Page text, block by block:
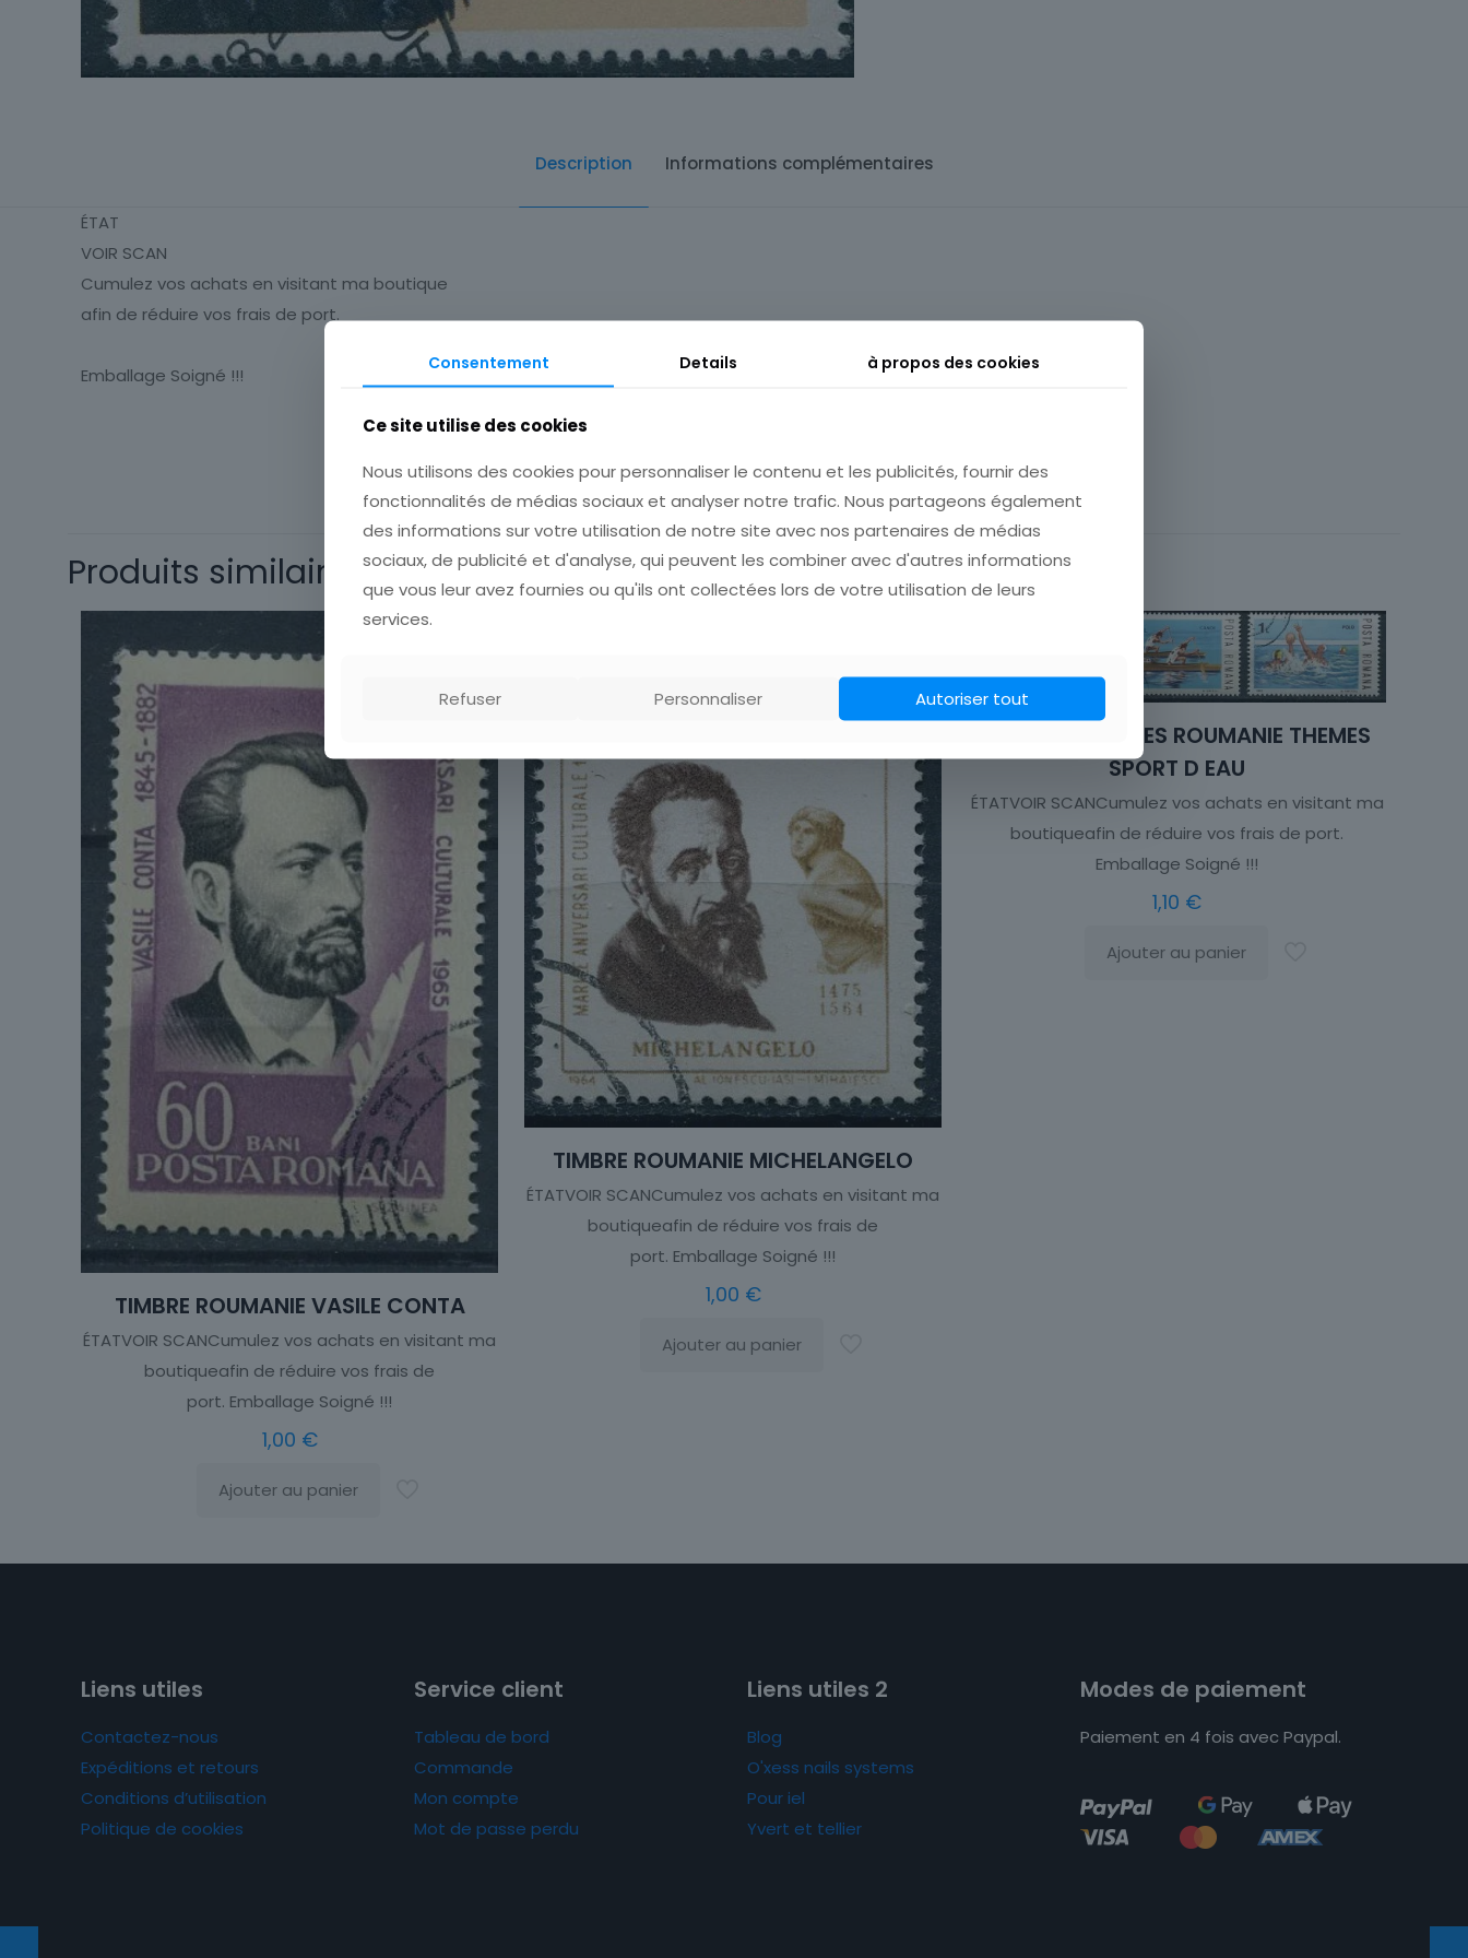
Description Informations complémentaires
ÉTAT
VOIR SCAN
Cumulez vos achats en visitant ma boutique
afin de réduire vos frais de port.
Emballage Soigné !!!
Thématique
Thème
Produits similaires
TIMBRE ROUMANIE VASILE CONTA
ÉTATVOIR SCANCumulez vos achats en visitant ma
boutiqueafin de réduire vos frais de
port. Emballage Soigné !!!
1,00 €
Ajouter au panier
TIMBRE ROUMANIE MICHELANGELO
ÉTATVOIR SCANCumulez vos achats en visitant ma
boutiqueafin de réduire vos frais de
port. Emballage Soigné !!!
1,00 €
Ajouter au panier
LOT DE 3 TIMBRES ROUMANIE THEMES
SPORT D EAU
ÉTATVOIR SCANCumulez vos achats en visitant ma
boutiqueafin de réduire vos frais de port.
Emballage Soigné !!!
1,10 €
Ajouter au panier
Liens utiles
Contactez-nous
Expéditions et retours
Conditions d’utilisation
Politique de cookies
Service client
Tableau de bord
Commande
Mon compte
Mot de passe perdu
Liens utiles 2
Blog
O'xess nails systems
Pour iel
Yvert et tellier
Modes de paiement
Paiement en 4 fois avec Paypal.
Consentement Details à propos des cookies
Ce site utilise des cookies
Nous utilisons des cookies pour personnaliser le contenu et les publicités, fournir des
fonctionnalités de médias sociaux et analyser notre trafic. Nous partageons également
des informations sur votre utilisation de notre site avec nos partenaires de médias
sociaux, de publicité et d'analyse, qui peuvent les combiner avec d'autres informations
que vous leur avez fournies ou qu'ils ont collectées lors de votre utilisation de leurs
services.
Refuser Personnaliser Autoriser tout